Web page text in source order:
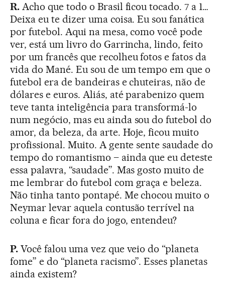
R. Acho que todo o Brasil ficou tocado. 7 a 1…
Deixa eu te dizer uma coisa. Eu sou fanática
por futebol. Aqui na mesa, como você pode
ver, está um livro do Garrincha, lindo, feito
por um francês que recolheu fotos e fatos da
vida do Mané. Eu sou de um tempo em que o
futebol era de bandeiras e chuteiras, não de
dólares e euros. Aliás, até parabenizo quem
teve tanta inteligência para transformá-lo
num negócio, mas eu ainda sou do futebol do
amor, da beleza, da arte. Hoje, ficou muito
profissional. Muito. A gente sente saudade do
tempo do romantismo – ainda que eu deteste
essa palavra, “saudade”. Mas gosto muito de
me lembrar do futebol com graça e beleza.
Não tinha tanto pontapé. Me chocou muito o
Neymar levar aquela contusão terrível na
coluna e ficar fora do jogo, entendeu?
P. Você falou uma vez que veio do “planeta
fome” e do “planeta racismo”. Esses planetas
ainda existem?